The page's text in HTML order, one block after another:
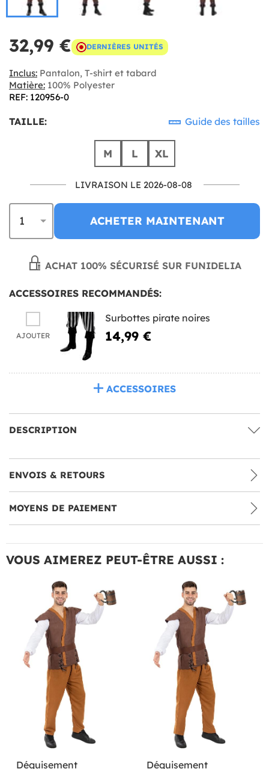
32,99 € DERNIÈRES UNITÉS
Inclus: Pantalon, T-shirt et tabard
Matière: 100% Polyester
REF: 120956-0
TAILLE: Guide des tailles
M L XL
LIVRAISON LE 2026-08-08
ACHETER MAINTENANT
ACHAT 100% SÉCURISÉ SUR FUNIDELIA
ACCESSOIRES RECOMMANDÉS:
AJOUTER
Surbottes pirate noires
14,99 €
ACCESSOIRES
DESCRIPTION
ENVOIS & RETOURS
MOYENS DE PAIEMENT
VOUS AIMEREZ PEUT-ÊTRE AUSSI :
Déguisement Déguisement